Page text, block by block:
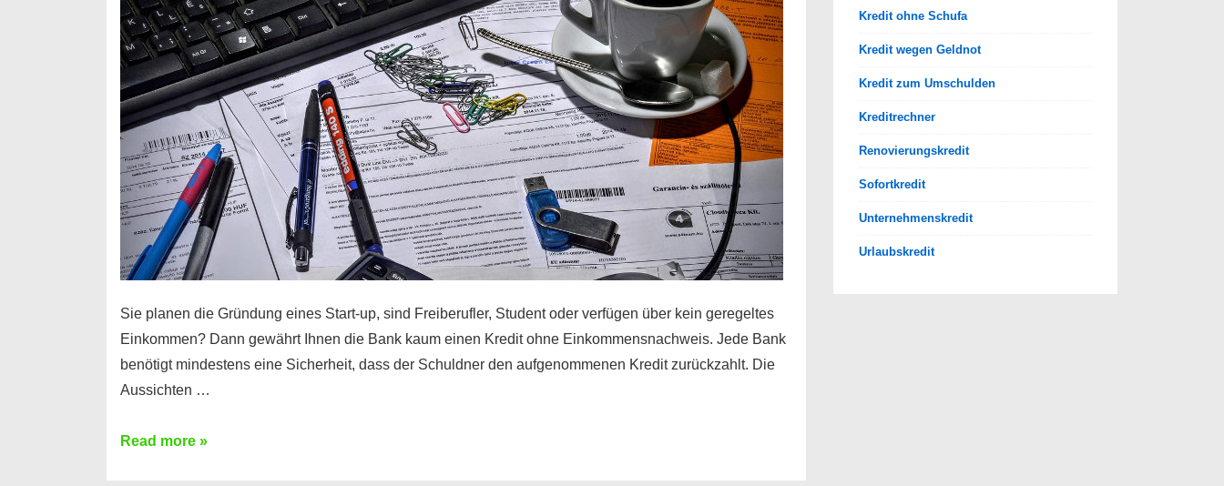
Sie planen die Gründung eines Start-up, sind Freiberufler, Student oder verfügen über kein geregeltes
Einkommen? Dann gewährt Ihnen die Bank kaum einen Kredit ohne Einkommensnachweis. Jede Bank
benötigt mindestens eine Sicherheit, dass der Schuldner den aufgenommenen Kredit zurückzahlt. Die
Aussichten …
Mit
Read more »
Kredit ohne Schufa
Kredit wegen Geldnot
Kredit zum Umschulden
Kreditrechner
Renovierungskredit
Sofortkredit
Unternehmenskredit
Urlaubskredit